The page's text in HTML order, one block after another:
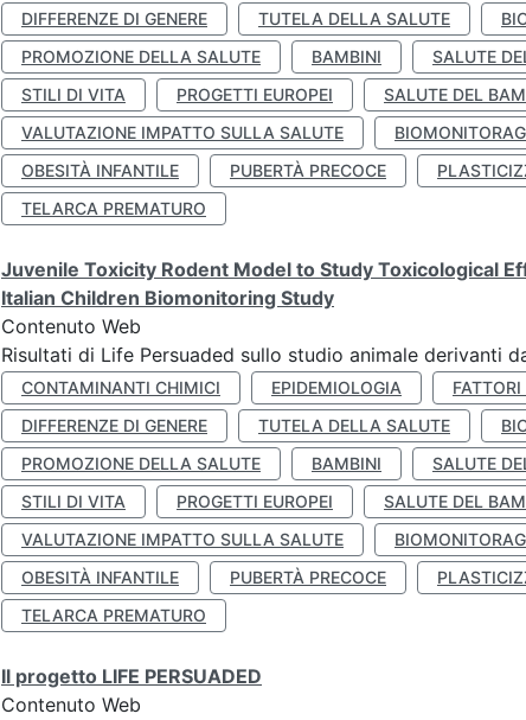
DIFFERENZE DI GENERE
TUTELA DELLA SALUTE
PROMOZIONE DELLA SALUTE
BAMBINI SALUTE
STILI DI VITA
PROGETTI EUROPEI SALUTE DEL
VALUTAZIONE IMPATTO SULLA SALUTE
OBESITÀ INFANTILE
PUBERTÀ PRECOCE
TELARCA PREMATURO
Juvenile Toxicity Rodent Model to Study Toxicological
Italian Children Biomonitoring Study
Contenuto Web
Risultati di Life Persuaded sullo studio animale derivanti
CONTAMINANTI CHIMICI EPIDEMIOLOGIA
DIFFERENZE DI GENERE
TUTELA DELLA SALUTE
PROMOZIONE DELLA SALUTE
BAMBINI SALUTE
STILI DI VITA
PROGETTI EUROPEI SALUTE DEL
VALUTAZIONE IMPATTO SULLA SALUTE
OBESITÀ INFANTILE
PUBERTÀ PRECOCE
TELARCA PREMATURO
Il progetto LIFE PERSUADED
Contenuto Web